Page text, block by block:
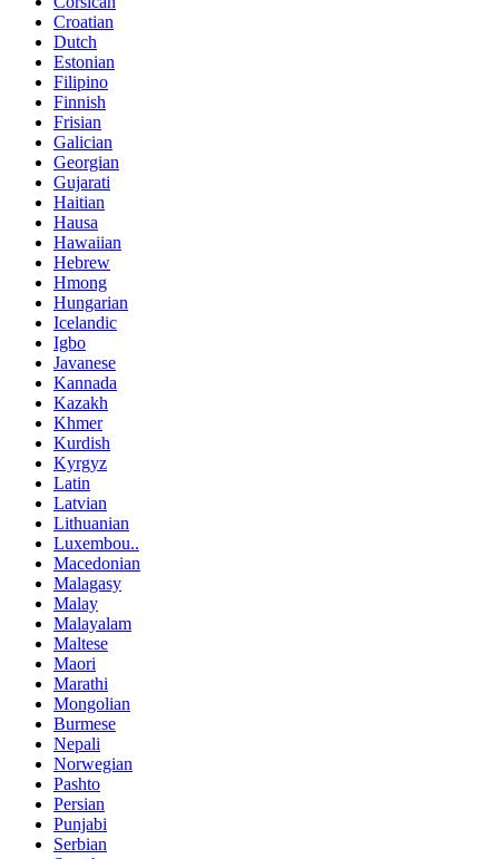
Croatian
Dutch
Estonian
Filipino
Finnish
Frisian
Galician
Georgian
Gujarati
Haitian
Hausa
Hawaiian
Hebrew
Hmong
Hungarian
Icelandic
Igbo
Javanese
Kannada
Kazakh
Khmer
Kurdish
Kyrgyz
Latin
Latvian
Lithuanian
Luxembou..
Macedonian
Malagasy
Malay
Malayalam
Maltese
Maori
Marathi
Mongolian
Burmese
Nepali
Norwegian
Pashto
Persian
Punjabi
Serbian